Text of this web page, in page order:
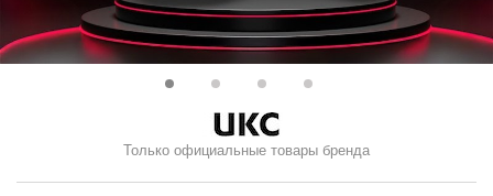
Только официальные товары бренда